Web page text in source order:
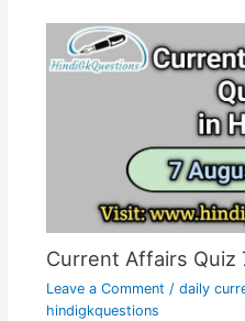
Current Affairs Quiz
Leave a Comment / daily
hindigkquestions